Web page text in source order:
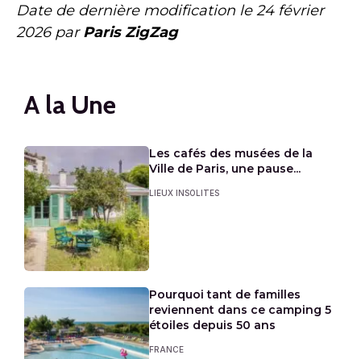
Date de dernière modification le24 février
2026parParis ZigZag
A la Une
Les cafés des musées de la
Ville de Paris, une pause...
LIEUX INSOLITES
Pourquoi tant de familles
reviennent dans ce camping 5
étoiles depuis 50 ans
FRANCE